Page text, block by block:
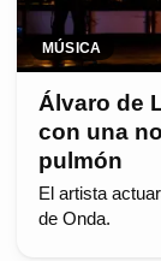
MÚSICA
Álvaro de
con una
pulmón
El artista
de Onda.